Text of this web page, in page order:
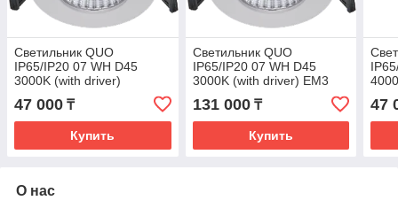
Светильник QUO
IP65/IP20 07 WH D45
3000K (with driver)
47 000 ₸
Купить
Светильник QUO
IP65/IP20 07 WH D45
3000K (with driver) EM3
131 000₸
Купить
47
О нас